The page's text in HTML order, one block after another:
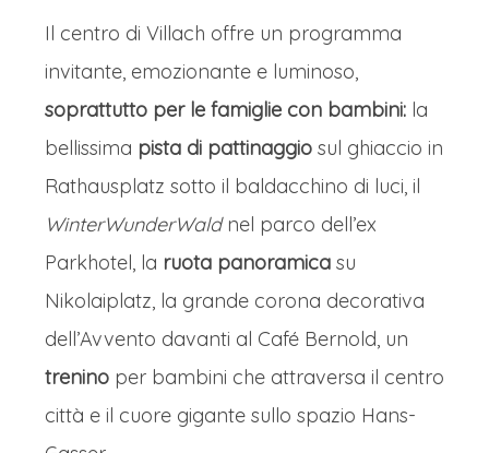
MARIAZELL, IL CUORE SPIRITUALE
DELL’AUSTRIA
Dopo la colazione in hotel ci
dirigeremo a Mariazell, considerato a
ragione il cuore spirituale dell'Austria,
meta di pellegrinaggi più celebre del
paese; ma in inverno la sua magnifica
basilica diventa lo sfondo suggestivo
per uno dei mercatini di Natale più
autentici e atmosferici.L'aria profuma
di Punsch caldo, di castagne arrosto e
di dolci spezie. Le luci delle
Il centro di Villach offre un programma
invitante, emozionante e luminoso,
soprattutto per le famiglie con bambini: la
bellissima pista di pattinaggio sul ghiaccio in
Rathausplatz sotto il baldacchino di luci, il
WinterWunderWaldnel parco dell’ex
Parkhotel, la ruota panoramica su
Nikolaiplatz, la grande corona decorativa
dell’Avvento davanti al Café Bernold, un
trenino per bambini che attraversa il centro
città e il cuore gigante sullo spazio Hans-